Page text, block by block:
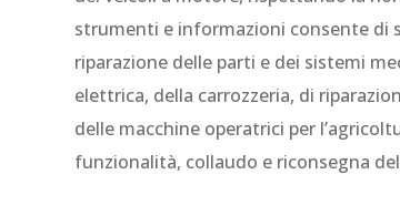
strumenti e informazioni consente di
riparazione delle parti e dei sistemi
elettrica, della carrozzeria, di
delle macchine operatrici per
funzionalità, collaudo e riconsegna